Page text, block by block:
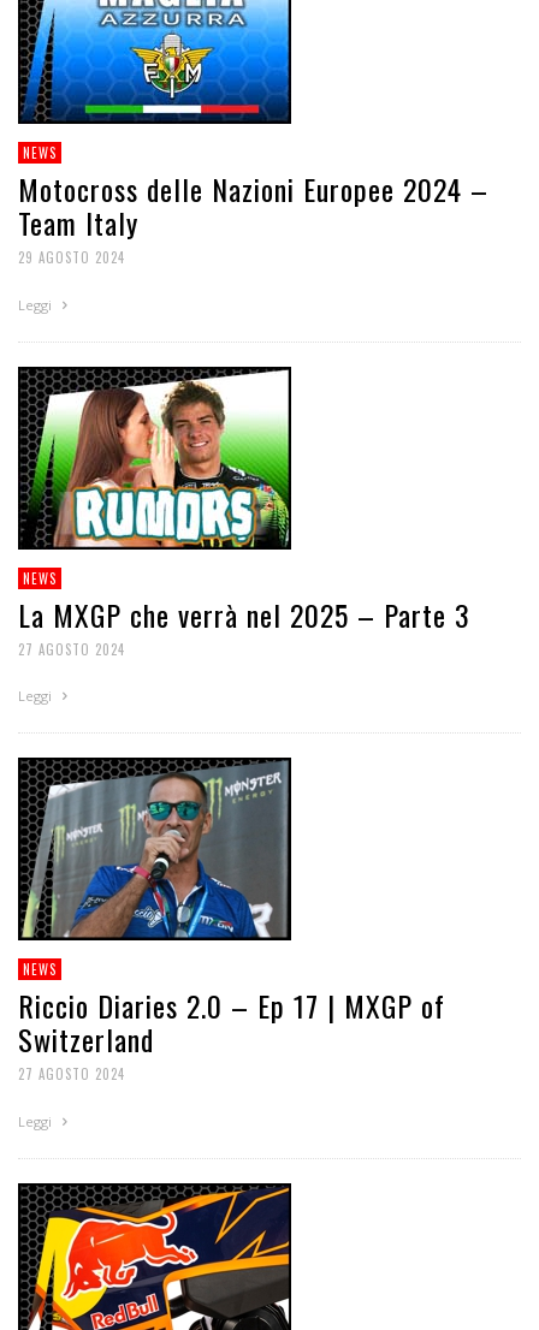
NEWS
Motocross delle Nazioni Europee 2024 –
Team Italy
29 AGOSTO 2024
Leggi
NEWS
La MXGP che verrà nel 2025 – Parte 3
27 AGOSTO 2024
Leggi
NEWS
Riccio Diaries 2.0 – Ep 17 | MXGP of
Switzerland
27 AGOSTO 2024
Leggi